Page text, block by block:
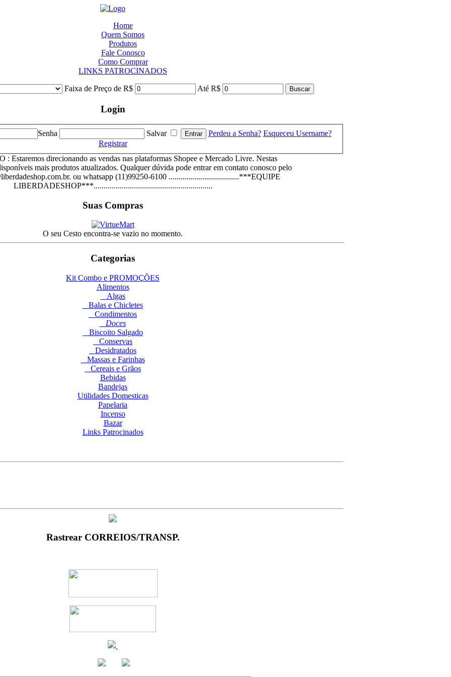
Home
Quem Somos
Produtos
Fale Conosco
Como Comprar
LINKS PATROCINADOS
Faixa de Preço de R$ Até R$
Login
Senha Salvar Perdeu a Senha? Esqueceu Username?
Registrar
Estaremos direcionando as vendas nas plataformas Shopee e Mercado Livre. Nestas
mais produtos atualizados. Qualquer dúvida pode entrar em contato conosco pelo
ou whatsapp (11)99250-6100 ...................................***EQUIPE
LIBERDADESHOP***...........................................................
Suas Compras
O seu Cesto encontra-se vazio no momento.
Categorias
Kit Combo e PROMOÇÕES
Alimentos
Algas
Balas e Chicletes
Condimentos
Doces
Biscoito Salgado
Conservas
Desidratados
Massas e Farinhas
Cereais e Grãos
Bebidas
Bandejas
Utilidades Domesticas
Papelaria
Incenso
Bazar
Links Patrocinados
Rastrear CORREIOS/TRANSP.